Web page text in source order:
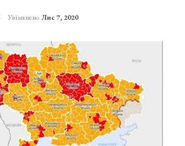
Увімкнено Лис 7, 2020